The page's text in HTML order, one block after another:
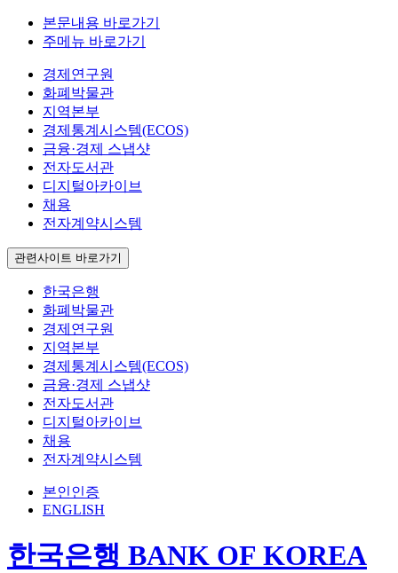
본문내용 바로가기
주메뉴 바로가기
경제연구원
화폐박물관
지역본부
경제통계시스템(ECOS)
금융·경제 스냅샷
전자도서관
디지털아카이브
채용
전자계약시스템
관련사이트 바로가기
한국은행
화폐박물관
경제연구원
지역본부
경제통계시스템(ECOS)
금융·경제 스냅샷
전자도서관
디지털아카이브
채용
전자계약시스템
본인인증
ENGLISH
한국은행 BANK OF KOREA